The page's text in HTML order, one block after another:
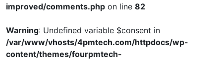
improved/comments.php on line 82
Warning: Undefined variable $consent in
/var/www/vhosts/4pmtech.com/httpdocs/wp-
content/themes/fourpmtech-